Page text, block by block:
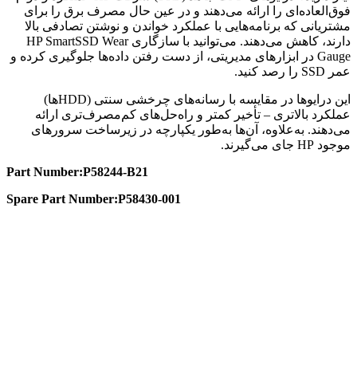
فوق‌العاده‌ای را ارائه می‌دهند و در عین حال مصرف برق را برای
مشتریانی که برنامه‌هایی با عملکرد خواندن و نوشتن تصادفی بالا
دارند، کاهش می‌دهند. می‌توانید با سازگاری HP SmartSSD Wear
Gauge در ابزارهای مدیریتی، از دست رفتن داده‌ها جلوگیری کرده و
عمر SSD را رصد کنید.
این درایوها در مقایسه با رسانه‌های چرخشی سنتی (HDDها)
عملکرد بالاتری – تأخیر کمتر و راه‌حل‌های کم‌مصرف‌تری ارائه
می‌دهند. به‌علاوه، آن‌ها به‌طور یکپارچه در زیرساخت سرورهای
موجود HP جای می‌گیرند.
Part Number:P58244-B21
Spare Part Number:P58430-001